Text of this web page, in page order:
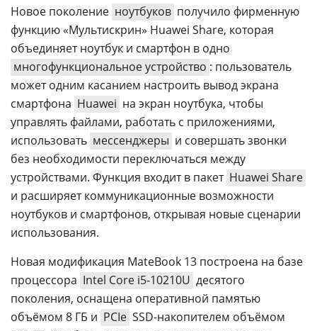
Контакты
Rutube
Новое поколение ноутбуков получило фирменную
функцию «Мультискрин» Huawei Share, которая
объединяет ноутбук и смартфон в одно
многофункциональное устройство : пользователь
может одним касанием настроить вывод экрана
смартфона Huawei на экран ноутбука, чтобы
управлять файлами, работать с приложениями,
использовать мессенджеры и совершать звонки
без необходимости переключаться между
устройствами. Функция входит в пакет Huawei Share
и расширяет коммуникационные возможности
ноутбуков и смартфонов, открывая новые сценарии
использования.
Новая модификация MateBook 13 построена на базе
процессора Intel Core i5-10210U десятого
поколения, оснащена оперативной памятью
объёмом 8 ГБ и PCIe SSD-накопителем объёмом